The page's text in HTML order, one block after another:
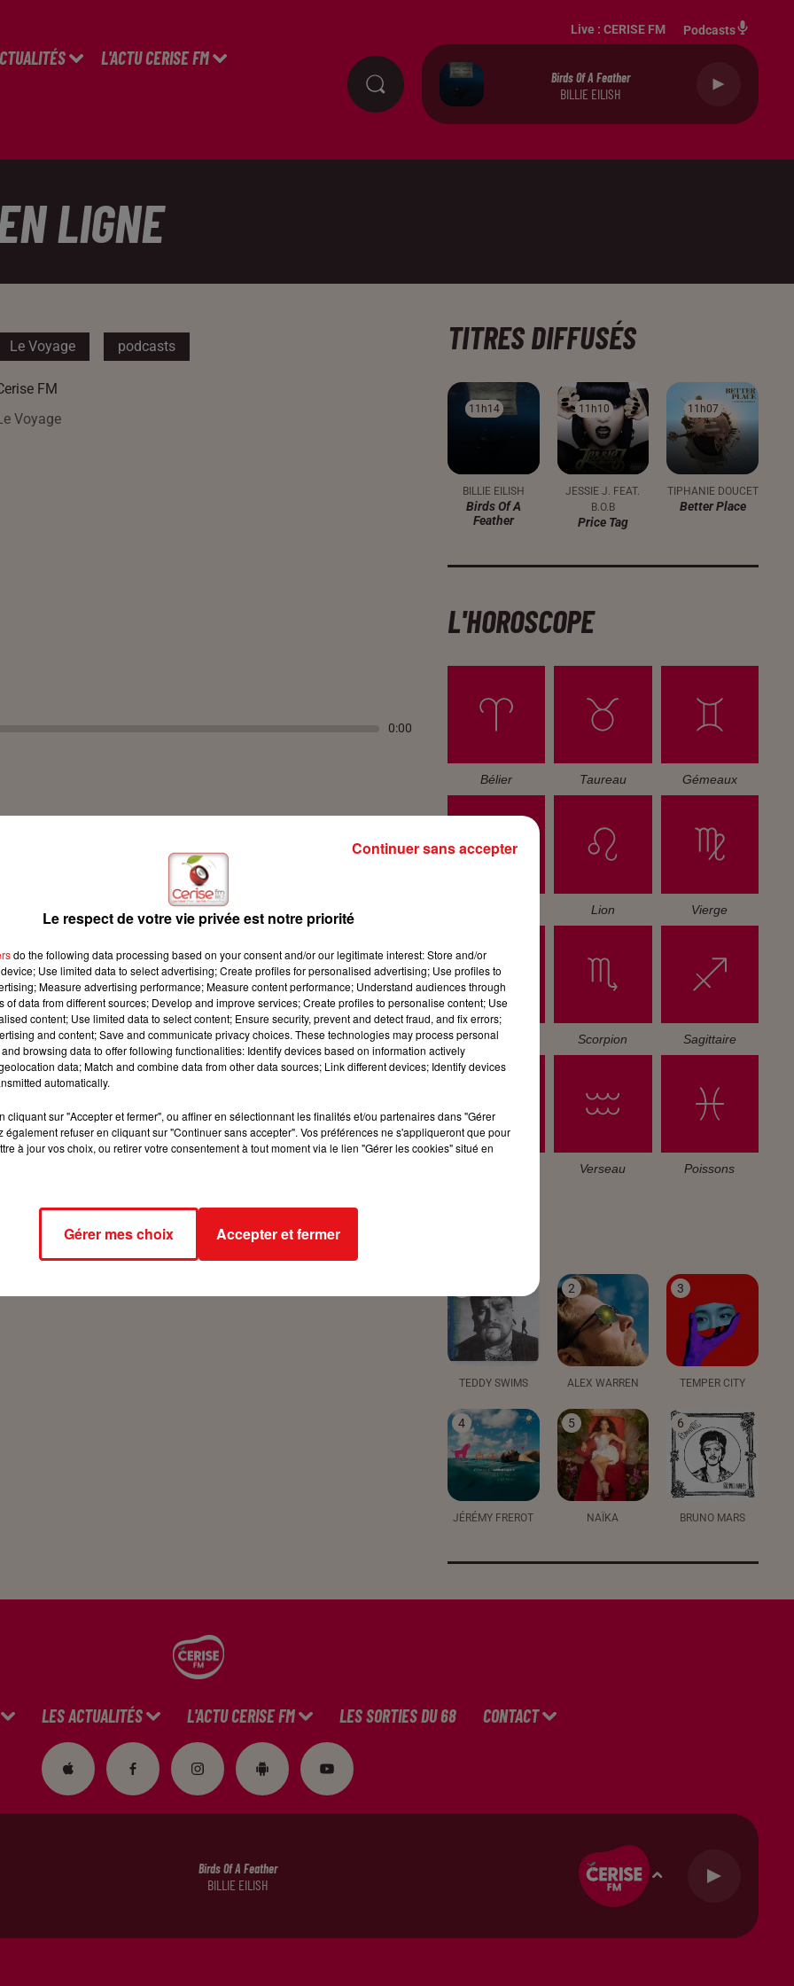
L'ACTU CERISE FM
Live : CERISE FM Podcasts
Birds Of A Feather
BILLIE EILISH
LIGNE
Le Voyage podcasts
FM
Voyage
0:00
TITRES DIFFUSÉS
11h14
11h14
BILLIE EILISH
Birds Of A
Feather
11h10
11h10
JESSIE J. FEAT.
B.O.B
Price Tag
11h07
11h07
TIPHANIE DOUCET
Better Place
L'HOROSCOPE
Bélier Taureau Gémeaux
Lion Vierge
Balance Scorpion Sagittaire
Verseau Poissons
TEDDY SWIMS
2
ALEX WARREN
3
TEMPER CITY
4
JÉRÉMY FREROT
5
NAÏKA
6
BRUNO MARS
LES ACTUALITÉS L'ACTU CERISE FM LES SORTIES DU 68 CONTACT
Birds Of A Feather
BILLIE EILISH
Le respect de votre vie privée est notre priorité
do the following data processing based on your consent and/or our legitimate interest: Store and/or
Use limited data to select advertising; Create profiles for personalised advertising; Use profiles to
Measure advertising performance; Measure content performance; Understand audiences through
of data from different sources; Develop and improve services; Create profiles to personalise content; Use
content; Use limited data to select content; Ensure security, prevent and detect fraud, and fix errors;
and content; Save and communicate privacy choices. These technologies may process personal
browsing data to offer following functionalities: Identify devices based on information actively
data; Match and combine data from other data sources; Link different devices; Identify devices
automatically.
cliquant sur "Accepter et fermer", ou affiner en sélectionnant les finalités et/ou partenaires dans "Gérer
également refuser en cliquant sur "Continuer sans accepter". Vos préférences ne s'appliqueront que pour
à jour vos choix, ou retirer votre consentement à tout moment via le lien "Gérer les cookies" situé en
Gérer mes choix Accepter et fermer
Continuer sans accepter